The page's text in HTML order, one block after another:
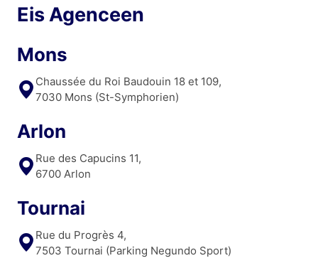
Eis Agenceen
Mons
Chaussée du Roi Baudouin 18 et 109,
7030 Mons (St-Symphorien)
Arlon
Rue des Capucins 11,
6700 Arlon
Tournai
Rue du Progrès 4,
7503 Tournai (Parking Negundo Sport)